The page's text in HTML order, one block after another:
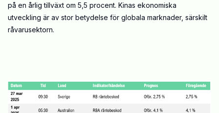
på en årlig tillväxt om 5,5 procent. Kinas ekonomiska
utveckling är av stor betydelse för globala marknader, särskilt
råvarusektorn.